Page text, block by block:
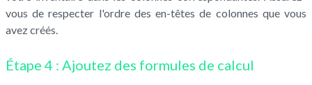
vous de respecter l'ordre des en-têtes de colonnes que vous
avez créés.
Étape 4 : Ajoutez des formules de calcul